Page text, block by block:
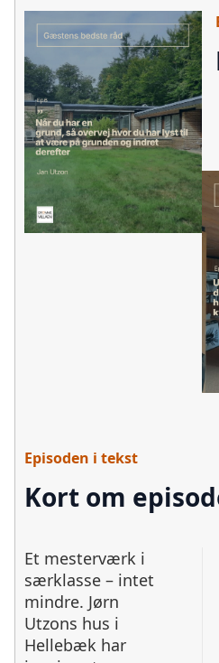
Episoden i tekst
Kort om
Et mesterværk i
særklasse – intet
mindre. Jørn
Utzons hus i
Hellebæk har
det. Lyt med i
denne episode
hvor Jan Utzon,
søn af Jørn,
byder indenfor i